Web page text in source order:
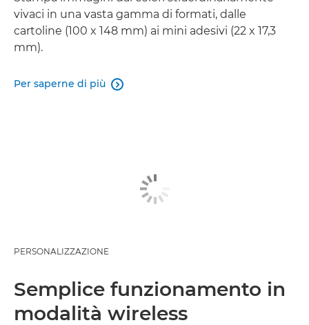
vivaci in una vasta gamma di formati, dalle
cartoline (100 x 148 mm) ai mini adesivi (22 x 17,3
mm).
Per saperne di più 
PERSONALIZZAZIONE
Semplice funzionamento in
modalità wireless